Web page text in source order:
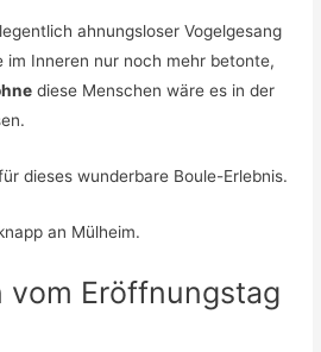
ahnungsloser Vogelgesang
im Inneren nur noch mehr betonte,
diese Menschen wäre es in der
dieses wunderbare Boule-Erlebnis.
an Mülheim.
vom Eröffnungstag